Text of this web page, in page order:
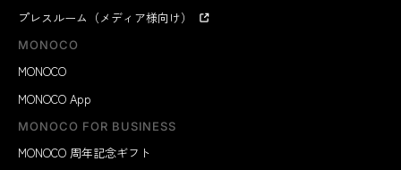
プレスルーム（メディア様向け）
MONOCO
MONOCO
MONOCO App
MONOCO FOR BUSINESS
MONOCO 周年記念ギフト